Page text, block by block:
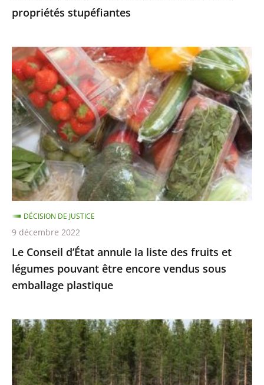
sans
stupéfiantes
propriétés stupéfiantes
Le
Conseil
d’État
annule
la
liste
des
fruits
et
légumes
pouvant
être
encore
vendus
sous
plastique
Le Conseil d’État annule la liste des fruits et
légumes pouvant être encore vendus sous
emballage plastique
DÉCISION DE JUSTICE
9 décembre 2022
Réalisation
de
travaux
et